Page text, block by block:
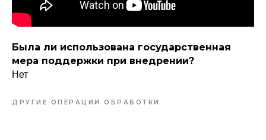
Была ли использована государственная
мера поддержки при внедрении?
Нет
ДРУГИЕ ОПЕРАЦИИ ОБРАБОТКИ